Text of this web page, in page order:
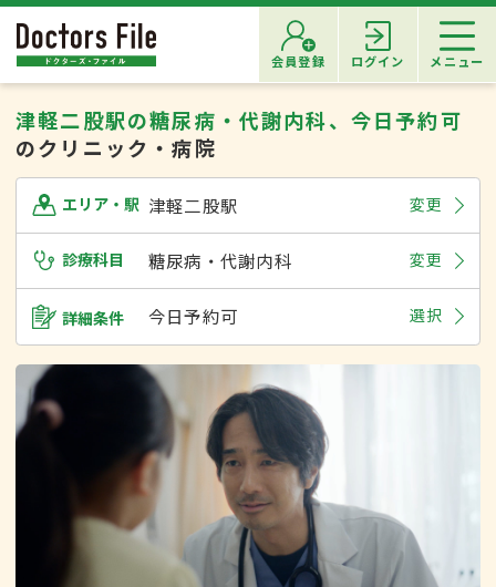
会員登録 ログイン メニュー
津軽二股駅の糖尿病・代謝内科、今日予約可
のクリニック・病院
エリア・駅 津軽二股駅 変更
診療科目 糖尿病・代謝内科 変更
詳細条件 今日予約可 選択